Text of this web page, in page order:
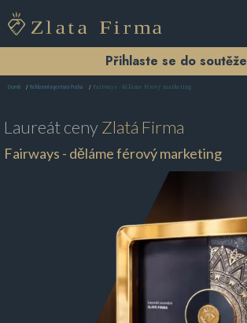
Přihlaste se do soutěže
Domů Reklamní agentura Praha Fairways - děláme férový marketing
Laureát cenyZlatá Firma
Fairways - děláme férový marketing